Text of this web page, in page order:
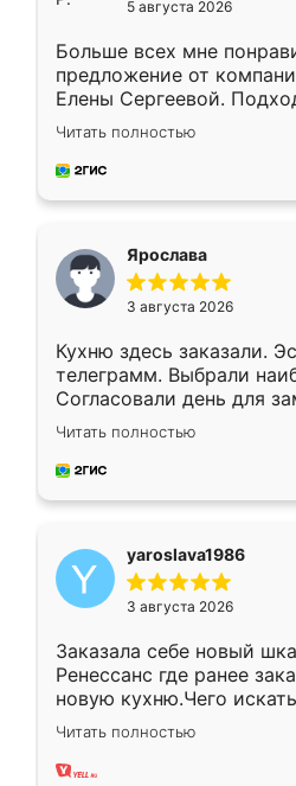
5 августа 2026
Больше всех мне
предложение от
Елены Сергеевой.
короткие сроки
для замера сотрудник
предложил по моему
Читать полностью
Ярослава
3 августа 2026
Кухню здесь заказали.
телеграмм. Выбрали
Согласовали день для
недели кухня была уже
довольны работой.
мебель за качественную
Читать полностью
yaroslava1986
3 августа 2026
Заказала себе новый
Ренессанс где ранее
новую кухню.Чего
вполне довольна.
два года, нареканий нет.
Читать полностью